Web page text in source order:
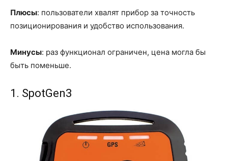
Плюсы: пользователи хвалят прибор за точность
позиционирования и удобство использования.
Минусы: раз функционал ограничен, цена могла бы
быть поменьше.
1. SpotGen3